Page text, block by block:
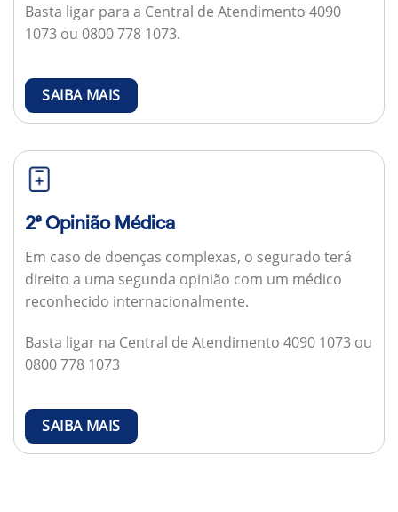
Basta ligar para a Central de Atendimento 4090
1073 ou 0800 778 1073.
SAIBA MAIS
2ª Opinião Médica
Em caso de doenças complexas, o segurado terá
direito a uma segunda opinião com um médico
reconhecido internacionalmente.
Basta ligar na Central de Atendimento 4090 1073 ou
0800 778 1073
SAIBA MAIS